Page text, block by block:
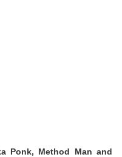
Ponk, Method Man and